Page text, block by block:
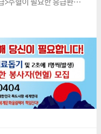
련 전문학자들이 램지어 교
을 보게 될 것이며 당 연대
대응 합시다.주최/주관:<
의 소중한 마음을 담은>사
세계평화문화재단,세계문
을 위해 당신이 필요 합니
필요 합니다>✡ ✡<세
하오니 부디 적극적인 동
때 수혈을 받지 못하여꺼
곡히 당부를 올리며,더 낳
을 실어 주시길 바랍니다. -
은 국가로 부터 태극기를
산 기능성 특별기념품
반)탐방 및 울릉도특별탐